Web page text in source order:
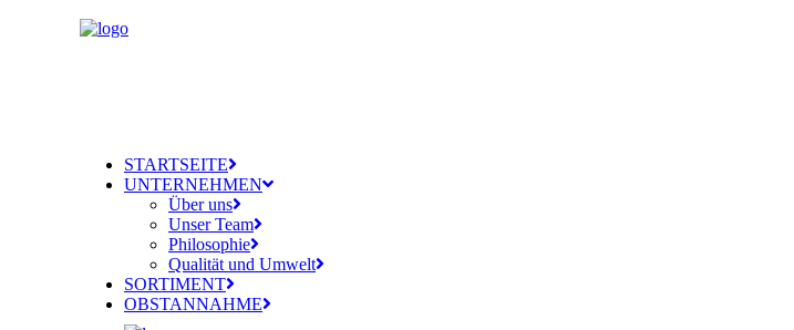
STARTSEITE
UNTERNEHMEN
Über uns
Unser Team
Philosophie
Qualität und Umwelt
SORTIMENT
OBSTANNAHME